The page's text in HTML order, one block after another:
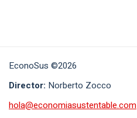
EconoSus ©2026
Director: Norberto Zocco
hola@economiasustentable.com